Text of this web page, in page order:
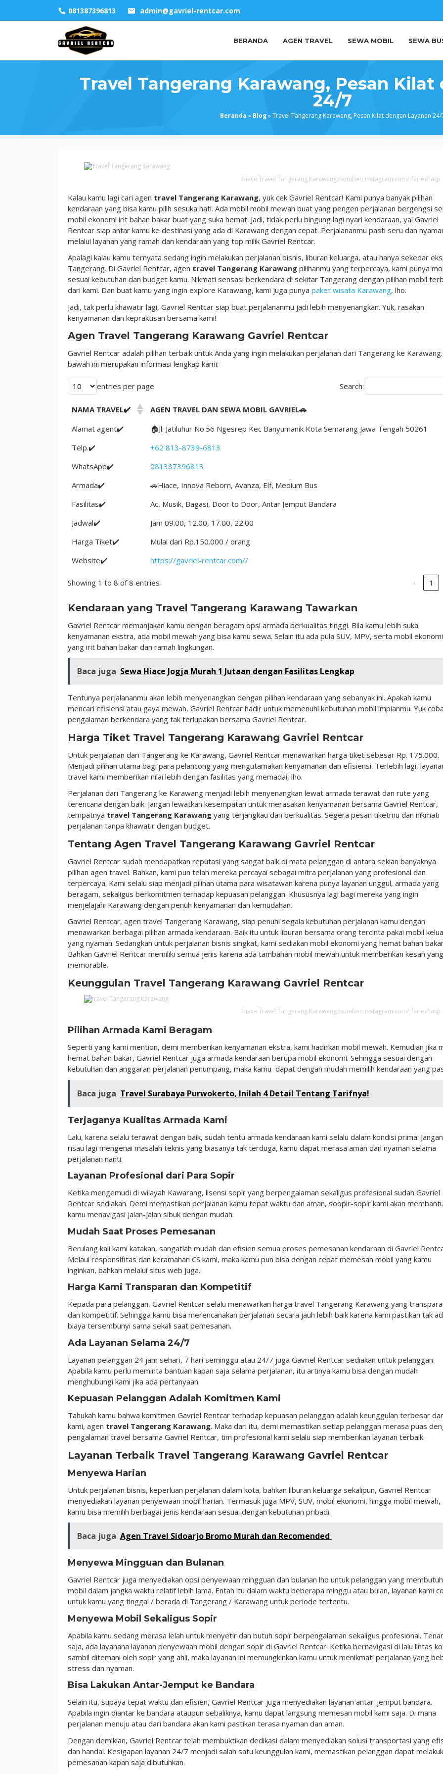
081387396813 admin@gavriel-rentcar.com
BERANDA AGEN TRAVEL SEWA MOBIL SEWA
Travel Tangerang Karawang, Pesan Kilat
24/7
Beranda » Blog»Travel Tangerang Karawang, Pesan Kilat dengan Layanan 24/
Travel
Pesan
Kilat
dengan
Layanan
24/7
Hiace Travel Tangerang Karawang (sumber: instagram.com/_fariezhaq)
Kalau kamu lagi cari agen travel Tangerang Karawang, yuk cek Gavriel Rentcar! Kami punya banyak pilihan
kendaraan yang bisa kamu pilih sesuka hati. Ada mobil mobil mewah buat yang pengen perjalanan bergengsi
mobil ekonomi irit bahan bakar buat yang suka hemat. Jadi, tidak perlu bingung lagi nyari kendaraan, ya! Gavriel
Rentcar siap antar kamu ke destinasi yang ada di Karawang dengan cepat. Perjalananmu pasti seru dan
melalui layanan yang ramah dan kendaraan yang top milik Gavriel Rentcar.
Apalagi kalau kamu ternyata sedang ingin melakukan perjalanan bisnis, liburan keluarga, atau hanya sekedar
Tangerang. Di Gavriel Rentcar, agen travel Tangerang Karawang pilihanmu yang terpercaya, kami punya
sesuai kebutuhan dan budget kamu. Nikmati sensasi berkendara di sekitar Tangerang dengan pilihan mobil
dari kami. Dan buat kamu yang ingin explore Karawang, kami juga punya paket wisata Karawang, lho.
Jadi, tak perlu khawatir lagi, Gavriel Rentcar siap buat perjalananmu jadi lebih menyenangkan. Yuk, rasakan
kenyamanan dan kepraktisan bersama kami!
Agen Travel Tangerang Karawang Gavriel Rentcar
Gavriel Rentcar adalah pilihan terbaik untuk Anda yang ingin melakukan perjalanan dari Tangerang ke
bawah ini merupakan informasi lengkap kami:
entries per page Search:
NAMA TRAVEL✔️
AGEN TRAVEL DAN SEWA MOBIL GAVRIEL🚗
Alamat agent✔️
🏠Jl. Jatiluhur No.56 Ngesrep Kec Banyumanik Kota Semarang Jawa Tengah 50261
Telp.✔️
+62 813-8739-6813
WhatsApp✔️
081387396813
Armada✔️
🚗Hiace, Innova Reborn, Avanza, Elf, Medium Bus
Fasilitas✔️
Ac, Musik, Bagasi, Door to Door, Antar Jemput Bandara
Jadwal✔️
Jam 09.00, 12.00, 17.00, 22.00
Harga Tiket✔️
Mulai dari Rp.150.000 / orang
Website✔️
https://gavriel-rentcar.com//
Showing 1 to 8 of 8 entries ‹ 1
Kendaraan yang Travel Tangerang Karawang Tawarkan
Gavriel Rentcar memanjakan kamu dengan beragam opsi armada berkualitas tinggi. Bila kamu lebih suka
kenyamanan ekstra, ada mobil mewah yang bisa kamu sewa. Selain itu ada pula SUV, MPV, serta mobil ekonomi
yang irit bahan bakar dan ramah lingkungan.
Baca juga Sewa Hiace Jogja Murah 1 Jutaan dengan Fasilitas Lengkap
Tentunya perjalananmu akan lebih menyenangkan dengan pilihan kendaraan yang sebanyak ini. Apakah kamu
mencari efisiensi atau gaya mewah, Gavriel Rentcar hadir untuk memenuhi kebutuhan mobil impianmu. Yuk
pengalaman berkendara yang tak terlupakan bersama Gavriel Rentcar.
Harga Tiket Travel Tangerang Karawang Gavriel Rentcar
Untuk perjalanan dari Tangerang ke Karawang, Gavriel Rentcar menawarkan harga tiket sebesar Rp. 175.000.
Menjadi pilihan utama bagi para pelancong yang mengutamakan kenyamanan dan efisiensi. Terlebih lagi,
travel kami memberikan nilai lebih dengan fasilitas yang memadai, lho.
Perjalanan dari Tangerang ke Karawang menjadi lebih menyenangkan lewat armada terawat dan rute yang
terencana dengan baik. Jangan lewatkan kesempatan untuk merasakan kenyamanan bersama Gavriel Rentcar,
tempatnya travel Tangerang Karawang yang terjangkau dan berkualitas. Segera pesan tiketmu dan nikmati
perjalanan tanpa khawatir dengan budget.
Tentang Agen Travel Tangerang Karawang Gavriel Rentcar
Gavriel Rentcar sudah mendapatkan reputasi yang sangat baik di mata pelanggan di antara sekian banyaknya
pilihan agen travel. Bahkan, kami pun telah mereka percayai sebagai mitra perjalanan yang profesional dan
terpercaya. Kami selalu siap menjadi pilihan utama para wisatawan karena punya layanan unggul, armada yang
beragam, sekaligus berkomitmen terhadap kepuasan pelanggan. Khususnya lagi bagi mereka yang ingin
menjelajahi Karawang dengan penuh kenyamanan dan kemudahan.
Gavriel Rentcar, agen travel Tangerang Karawang, siap penuhi segala kebutuhan perjalanan kamu dengan
menawarkan berbagai pilihan armada kendaraan. Baik itu untuk liburan bersama orang tercinta pakai mobil
yang nyaman. Sedangkan untuk perjalanan bisnis singkat, kami sediakan mobil ekonomi yang hemat bahan
Bahkan Gavriel Rentcar memiliki semua jenis karena ada tambahan mobil mewah untuk memberikan kesan yang
memorable.
Keunggulan Travel Tangerang Karawang Gavriel Rentcar
Hiace Travel Tangerang Karawang (sumber: instagram.com/_fariezhaq)
Pilihan Armada Kami Beragam
Seperti yang kami mention, demi memberikan kenyamanan ekstra, kami hadirkan mobil mewah. Kemudian jika
hemat bahan bakar, Gavriel Rentcar juga armada kendaraan berupa mobil ekonomi. Sehingga sesuai dengan
kebutuhan dan anggaran perjalanan penumpang, maka kamu dapat dengan mudah memilih kendaraan yang
Baca juga Travel Surabaya Purwokerto, Inilah 4 Detail Tentang Tarifnya!
Terjaganya Kualitas Armada Kami
Lalu, karena selalu terawat dengan baik, sudah tentu armada kendaraan kami selalu dalam kondisi prima. Jangan
risau lagi mengenai masalah teknis yang biasanya tak terduga, kamu dapat merasa aman dan nyaman selama
perjalanan nanti.
Layanan Profesional dari Para Sopir
Ketika mengemudi di wilayah Kawarang, lisensi sopir yang berpengalaman sekaligus profesional sudah Gavriel
Rentcar sediakan. Demi memastikan perjalanan kamu tepat waktu dan aman, soopir-sopir kami akan
kamu menavigasi jalan-jalan sibuk dengan mudah.
Mudah Saat Proses Pemesanan
Berulang kali kami katakan, sangatlah mudah dan efisien semua proses pemesanan kendaraan di Gavriel
Melaui responsifitas dan keramahan CS kami, maka kamu pun bisa dengan cepat memesan mobil yang kamu
inginkan, bahkan melalui situs web juga.
Harga Kami Transparan dan Kompetitif
Kepada para pelanggan, Gavriel Rentcar selalu menawarkan harga travel Tangerang Karawang yang
dan kompetitif. Sehingga kamu bisa merencanakan perjalanan secara jauh lebih baik karena kami pastikan tak
biaya tersembunyi sama sekali saat pemesanan.
Ada Layanan Selama 24/7
Layanan pelanggan 24 jam sehari, 7 hari seminggu atau 24/7 juga Gavriel Rentcar sediakan untuk pelanggan.
Apabila kamu perlu meminta bantuan kapan saja selama perjalanan, itu artinya kamu bisa dengan mudah
menghubungi kami jika ada pertanyaan.
Kepuasan Pelanggan Adalah Komitmen Kami
Tahukah kamu bahwa komitmen Gavriel Rentcar terhadap kepuasan pelanggan adalah keunggulan terbesar
kami, agen travel Tangerang Karawang. Maka dari itu, demi memastikan setiap pelanggan merasa puas
pengalaman travel bersama Gavriel Rentcar, tim profesional kami selalu siap memberikan layanan terbaik.
Layanan Terbaik Travel Tangerang Karawang Gavriel Rentcar
Menyewa Harian
Untuk perjalanan bisnis, keperluan perjalanan dalam kota, bahkan liburan keluarga sekalipun, Gavriel Rentcar
menyediakan layanan penyewaan mobil harian. Termasuk juga MPV, SUV, mobil ekonomi, hingga mobil mewah,
kamu bisa memilih berbagai jenis kendaraan sesuai dengan kebutuhan pribadi.
Baca juga Agen Travel Sidoarjo Bromo Murah dan Recomended
Menyewa Mingguan dan Bulanan
Gavriel Rentcar juga menyediakan opsi penyewaan mingguan dan bulanan lho untuk pelanggan yang
mobil dalam jangka waktu relatif lebih lama. Entah itu dalam waktu beberapa minggu atau bulan, layanan kami
untuk kamu yang tinggal / berada di Tangerang / Karawang untuk periode tertentu.
Menyewa Mobil Sekaligus Sopir
Apabila kamu sedang merasa lelah untuk menyetir dan butuh sopir berpengalaman sekaligus profesional.
saja, ada layanana layanan penyewaan mobil dengan sopir di Gavriel Rentcar. Ketika bernavigasi di lalu lintas
sambil ditemani oleh sopir yang ahli, maka layanan ini memungkinkan kamu untuk menikmati perjalanan yang
stress dan nyaman.
Bisa Lakukan Antar-Jemput ke Bandara
Selain itu, supaya tepat waktu dan efisien, Gavriel Rentcar juga menyediakan layanan antar-jemput bandara.
Apabila ingin diantar ke bandara ataupun sebaliknya, kamu dapat langsung memesan mobil kami saja. Di mana
perjalanan menuju atau dari bandara akan kami pastikan terasa nyaman dan aman.
Dengan demikian, Gavriel Rentcar telah membuktikan dedikasi dalam menyediakan solusi transportasi yang
dan handal. Kesigapan layanan 24/7 menjadi salah satu keunggulan kami, memastikan pelanggan dapat
pemesanan kapan saja dibutuhkan.